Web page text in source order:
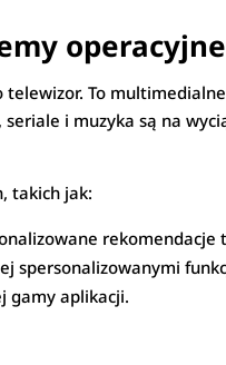
telewizor. To
i muzyka są na
takich jak:
rekomendacje
spersonalizowanymi
gamy aplikacji.